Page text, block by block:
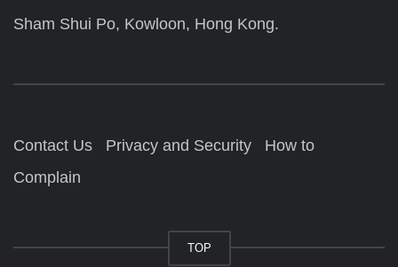
Sham Shui Po, Kowloon, Hong Kong.
Contact Us Privacy and Security
How to
Complain
TOP